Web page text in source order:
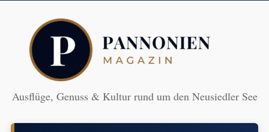
Ausflüge, Genuss & Kultur rund um den Neusiedler See